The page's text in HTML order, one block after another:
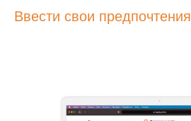
Ввести свои предпочтения